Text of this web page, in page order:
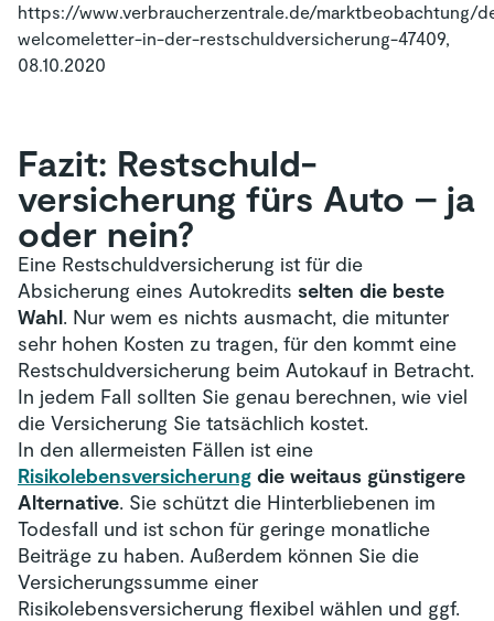
https://www.verbraucherzentrale.de/marktbeobachtung/
welcomeletter-in-der-restschuldversicherung-47409,
08.10.2020
Fazit: Restschuld­
versicherung fürs Auto – ja
oder nein?
Eine Restschuldversicherung ist für die
Absicherung eines Autokredits selten die beste
Wahl. Nur wem es nichts ausmacht, die mitunter
sehr hohen Kosten zu tragen, für den kommt eine
Restschuldversicherung beim Autokauf in Betracht.
In jedem Fall sollten Sie genau berechnen, wie viel
die Versicherung Sie tatsächlich kostet.
In den allermeisten Fällen ist eine
Risikolebensversicherung die weitaus günstigere
Alternative. Sie schützt die Hinterbliebenen im
Todesfall und ist schon für geringe monatliche
Beiträge zu haben. Außerdem können Sie die
Versicherungssumme einer
Risikolebensversicherung flexibel wählen und ggf.